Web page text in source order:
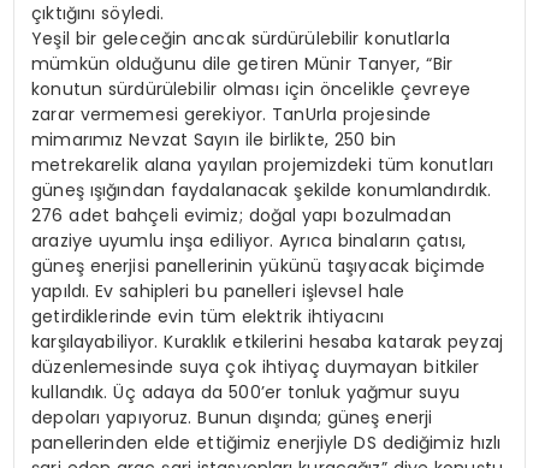
çıktığını söyledi.
Yeşil bir geleceğin ancak sürdürülebilir konutlarla
mümkün olduğunu dile getiren Münir Tanyer, “Bir
konutun sürdürülebilir olması için öncelikle çevreye
zarar vermemesi gerekiyor. TanUrla projesinde
mimarımız Nevzat Sayın ile birlikte, 250 bin
metrekarelik alana yayılan projemizdeki tüm konutları
güneş ışığından faydalanacak şekilde konumlandırdık.
276 adet bahçeli evimiz; doğal yapı bozulmadan
araziye uyumlu inşa ediliyor. Ayrıca binaların çatısı,
güneş enerjisi panellerinin yükünü taşıyacak biçimde
yapıldı. Ev sahipleri bu panelleri işlevsel hale
getirdiklerinde evin tüm elektrik ihtiyacını
karşılayabiliyor. Kuraklık etkilerini hesaba katarak peyzaj
düzenlemesinde suya çok ihtiyaç duymayan bitkiler
kullandık. Üç adaya da 500’er tonluk yağmur suyu
depoları yapıyoruz. Bunun dışında; güneş enerji
panellerinden elde ettiğimiz enerjiyle DS dediğimiz hızlı